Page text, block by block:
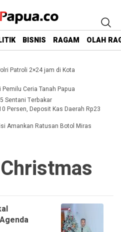
BISNIS RAGAM OLAH
Patroli 2×24 jam di Kota
Ceria Tanah Papua
Sentani Terbakar
Persen, Deposit Kas Daerah Rp23
Amankan Ratusan Botol Miras